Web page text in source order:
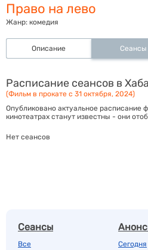
Право на лево
Жанр: комедия
Описание Сеансы
Расписание сеансов в
(Фильм в прокате с 31 октября, 2024)
Опубликовано актуальное расписание
кинотеатрах станут известны - они
Нет сеансов
Сеансы
Все
Сегодня